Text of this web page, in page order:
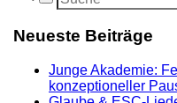
Neueste Beiträge
Junge Akademie:
konzeptioneller